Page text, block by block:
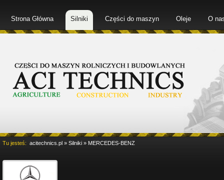
Strona Główna Silniki Części do maszyn Oleje O
Tu jesteś: acitechnics.pl » Silniki » MERCEDES-BENZ